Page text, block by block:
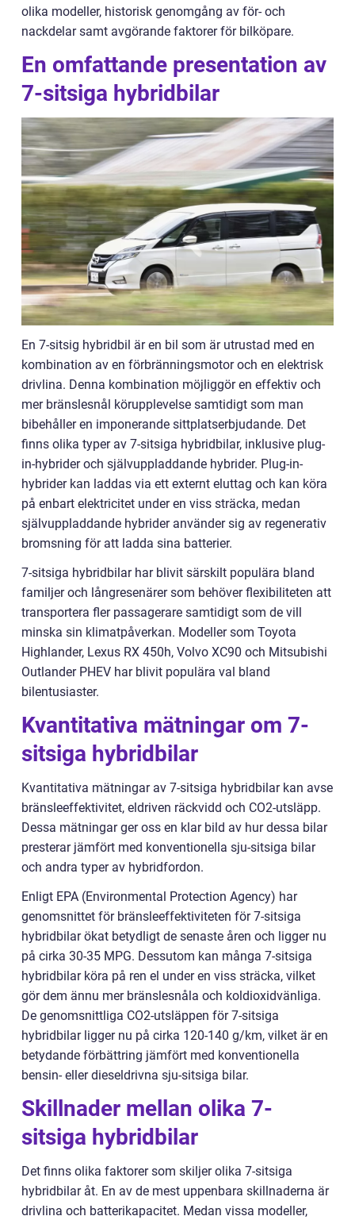
olika modeller, historisk genomgång av för- och
nackdelar samt avgörande faktorer för bilköpare.
En omfattande presentation av
7-sitsiga hybridbilar
En 7-sitsig hybridbil är en bil som är utrustad med en
kombination av en förbränningsmotor och en elektrisk
drivlina. Denna kombination möjliggör en effektiv och
mer bränslesnål körupplevelse samtidigt som man
bibehåller en imponerande sittplatserbjudande. Det
finns olika typer av 7-sitsiga hybridbilar, inklusive plug-
in-hybrider och självuppladdande hybrider. Plug-in-
hybrider kan laddas via ett externt eluttag och kan köra
på enbart elektricitet under en viss sträcka, medan
självuppladdande hybrider använder sig av regenerativ
bromsning för att ladda sina batterier.
7-sitsiga hybridbilar har blivit särskilt populära bland
familjer och långresenärer som behöver flexibiliteten att
transportera fler passagerare samtidigt som de vill
minska sin klimatpåverkan. Modeller som Toyota
Highlander, Lexus RX 450h, Volvo XC90 och Mitsubishi
Outlander PHEV har blivit populära val bland
bilentusiaster.
Kvantitativa mätningar om 7-
sitsiga hybridbilar
Kvantitativa mätningar av 7-sitsiga hybridbilar kan avse
bränsleeffektivitet, eldriven räckvidd och CO2-utsläpp.
Dessa mätningar ger oss en klar bild av hur dessa bilar
presterar jämfört med konventionella sju-sitsiga bilar
och andra typer av hybridfordon.
Enligt EPA (Environmental Protection Agency) har
genomsnittet för bränsleeffektiviteten för 7-sitsiga
hybridbilar ökat betydligt de senaste åren och ligger nu
på cirka 30-35 MPG. Dessutom kan många 7-sitsiga
hybridbilar köra på ren el under en viss sträcka, vilket
gör dem ännu mer bränslesnåla och koldioxidvänliga.
De genomsnittliga CO2-utsläppen för 7-sitsiga
hybridbilar ligger nu på cirka 120-140 g/km, vilket är en
betydande förbättring jämfört med konventionella
bensin- eller dieseldrivna sju-sitsiga bilar.
Skillnader mellan olika 7-
sitsiga hybridbilar
Det finns olika faktorer som skiljer olika 7-sitsiga
hybridbilar åt. En av de mest uppenbara skillnaderna är
drivlina och batterikapacitet. Medan vissa modeller,